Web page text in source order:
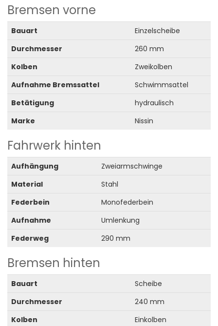
Bremsen vorne
Bauart
Einzelscheibe
Durchmesser
260 mm
Kolben
Zweikolben
Aufnahme Bremssattel
Schwimmsattel
Betätigung
hydraulisch
Marke
Nissin
Fahrwerk hinten
Aufhängung
Zweiarmschwinge
Material
Stahl
Federbein
Monofederbein
Aufnahme
Umlenkung
Federweg
290 mm
Bremsen hinten
Bauart
Scheibe
Durchmesser
240 mm
Kolben
Einkolben